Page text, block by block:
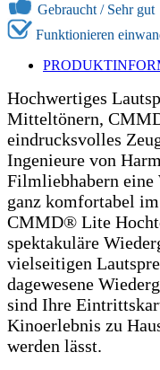
Gebraucht / Sehr gut
Funktionieren
Hochwertiges
Mitteltönern,
eindrucksvolles
Ingenieure von
Filmliebhabern
ganz komfortabel
CMMD® Lite
spektakuläre
vielseitigen
dagewesene
sind Ihre
Kinoerlebnis zu
werden lässt.